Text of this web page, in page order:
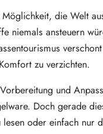
die Welt
niemals ansteuern
zu verzichten.
und
Doch gerade
oder einfach nur